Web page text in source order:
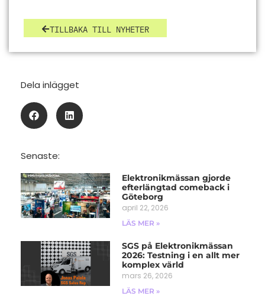
TILLBAKA TILL NYHETER
Dela inlägget
Senaste:
Elektronikmässan gjorde
efterlängtad comeback i
Göteborg
april 22, 2026
LÄS MER »
SGS på Elektronikmässan
2026: Testning i en allt mer
komplex värld​
mars 26, 2026
LÄS MER »